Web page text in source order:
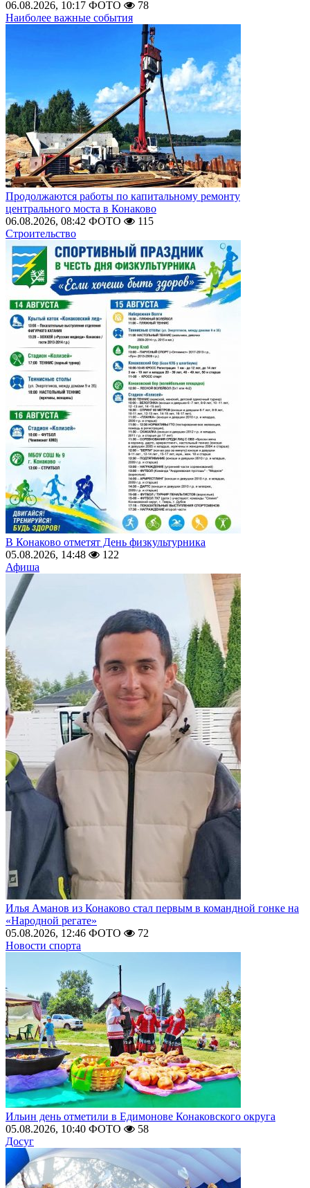
06.08.2026, 10:17 ФОТО
78
Наиболее важные события
Продолжаются работы по капитальному ремонту
центрального моста в Конаково
06.08.2026, 08:42 ФОТО
115
Строительство
В Конаково отметят День физкультурника
05.08.2026, 14:48
122
Афиша
Илья Аманов из Конаково стал первым в командной гонке на
«Народной регате»
05.08.2026, 12:46 ФОТО
72
Новости спорта
Ильин день отметили в Едимонове Конаковского округа
05.08.2026, 10:40 ФОТО
58
Досуг